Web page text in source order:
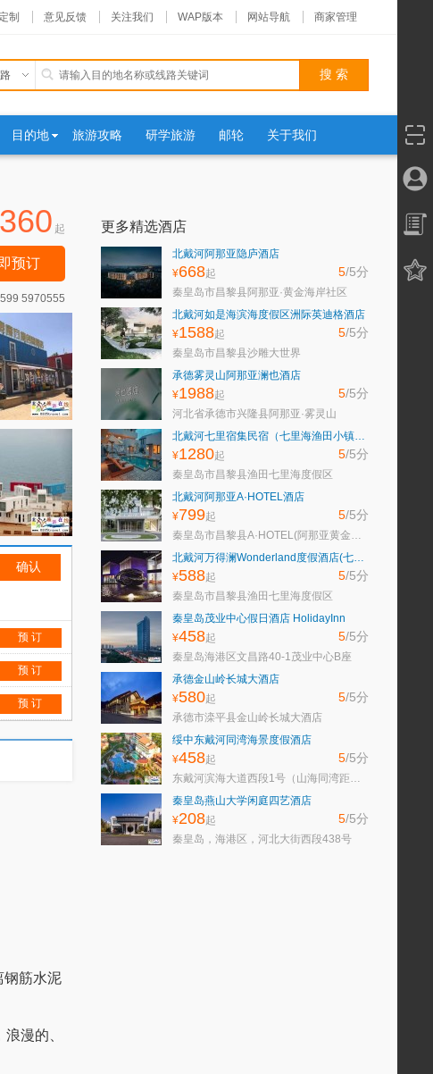
制 意见反馈 关注我们 WAP版本 网站导航 商家管理
目的地 旅游攻略 研学旅游 邮轮 关于我们
360 起
预订
5970555
预 订
预 订
预 订
钢筋水泥
漫的、
更多精选酒店
北戴河阿那亚隐庐酒店
¥668起 5/5分
秦皇岛市昌黎县阿那亚·黄金海岸社区
北戴河如是海滨海度假区洲际英迪格酒店
¥1588起 5/5分
秦皇岛市昌黎县沙雕大世界
承德雾灵山阿那亚澜也酒店
¥1988起 5/5分
河北省承德市兴隆县阿那亚·雾灵山
北戴河七里宿集民宿（七里海渔田小镇度假区）
¥1280起 5/5分
秦皇岛市昌黎县渔田七里海度假区
北戴河阿那亚A·HOTEL酒店
¥799起 5/5分
秦皇岛市昌黎县A·HOTEL(阿那亚黄金海岸社区店)
北戴河万得澜Wonderland度假酒店(七里海渔田小镇店)
¥588起 5/5分
秦皇岛市昌黎县渔田七里海度假区
秦皇岛茂业中心假日酒店 HolidayInn
¥458起 5/5分
秦皇岛海港区文昌路40-1茂业中心B座
承德金山岭长城大酒店
¥580起 5/5分
承德市滦平县金山岭长城大酒店
绥中东戴河同湾海景度假酒店
¥458起 5/5分
东戴河滨海大道西段1号（山海同湾距离浴场50米）
秦皇岛燕山大学闲庭四艺酒店
¥208起 5/5分
秦皇岛，海港区，河北大街西段438号